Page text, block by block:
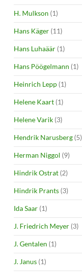
H. Mulkson (1)
Hans Käger (11)
Hans Luhaäär (1)
Hans Pöögelmann (1)
Heinrich Lepp (1)
Helene Kaart (1)
Helene Varik (3)
Hendrik Narusberg (5)
Herman Niggol (9)
Hindrik Ostrat (2)
Hindrik Prants (3)
Ida Saar (1)
J. Friedrich Meyer (3)
J. Gentalen (1)
J. Janus (1)